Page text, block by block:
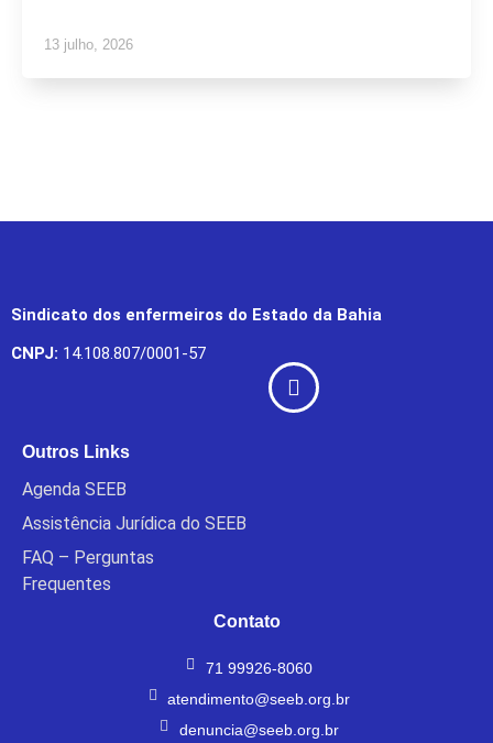
13 julho, 2026
Sindicato dos enfermeiros do Estado da Bahia
CNPJ: 14.108.807/0001-57
Outros Links
Agenda SEEB
Assistência Jurídica do SEEB
FAQ – Perguntas
Frequentes
Contato
71 99926-8060
atendimento@seeb.org.br
denuncia@seeb.org.br